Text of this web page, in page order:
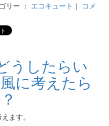
ー ： エコキュート ｜ コメ
したらい
に考えたら
ます。